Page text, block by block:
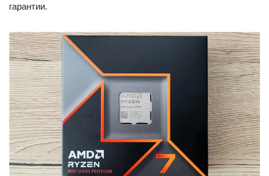
гарантии.